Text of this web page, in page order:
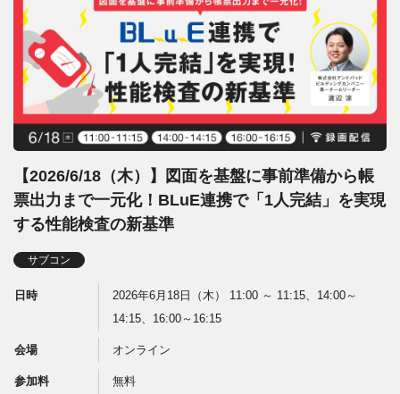
【2026/6/18（木）】図面を基盤に事前準備から帳
票出力まで一元化！BLuE連携で「1人完結」を実現
する性能検査の新基準
サブコン
日時
2026年6月18日（木） 11:00 ～ 11:15、14:00～
14:15、16:00～16:15
会場 オンライン
参加料 無料